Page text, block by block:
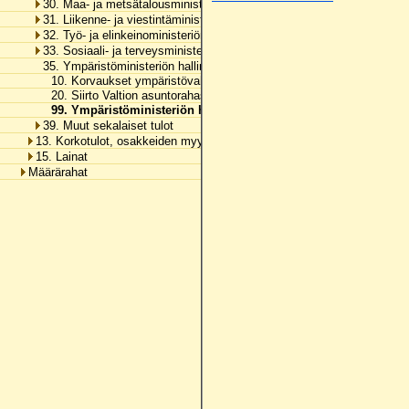
30. Maa- ja metsätalousministeriön hallinnonala
31. Liikenne- ja viestintäministeriön hallinnonala
32. Työ- ja elinkeinoministeriön hallinnonala
33. Sosiaali- ja terveysministeriön hallinnonala
35. Ympäristöministeriön hallinnonala
10. Korvaukset ympäristövahinkojen torjuntatoimista
20. Siirto Valtion asuntorahastosta
99. Ympäristöministeriön hallinnonalan muut tulot
39. Muut sekalaiset tulot
13. Korkotulot, osakkeiden myyntitulot ja voiton tuloutukset
15. Lainat
Määrärahat